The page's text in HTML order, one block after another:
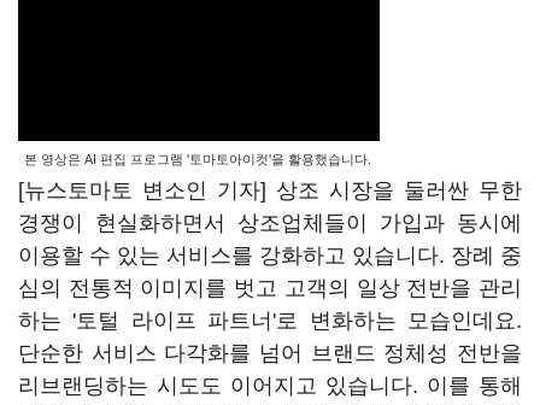
본 영상은 AI 편집 프로그램 '토마토아이컷'을 활용했습니다.
[뉴스토마토 변소인 기자] 상조 시장을 둘러싼 무한
경쟁이 현실화하면서 상조업체들이 가입과 동시에
이용할 수 있는 서비스를 강화하고 있습니다. 장례 중
심의 전통적 이미지를 벗고 고객의 일상 전반을 관리
하는 '토털 라이프 파트너'로 변화하는 모습인데요.
단순한 서비스 다각화를 넘어 브랜드 정체성 전반을
리브랜딩하는 시도도 이어지고 있습니다. 이를 통해